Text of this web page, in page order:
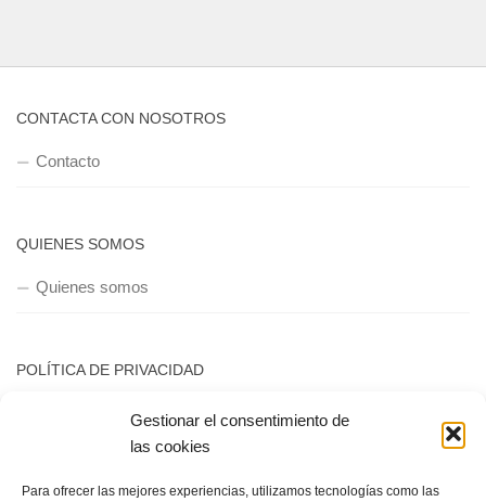
Gestionar el consentimiento de
las cookies
Para ofrecer las mejores experiencias, utilizamos tecnologías como las
CONTACTA CON NOSOTROS
Contacto
QUIENES SOMOS
Quienes somos
POLÍTICA DE PRIVACIDAD
Política de privacidad